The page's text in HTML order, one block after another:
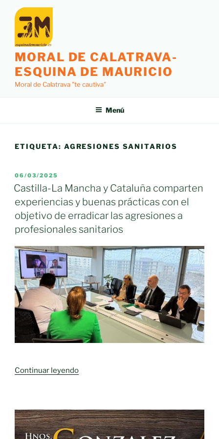
contenido
MORAL DE CALATRAVA-
ESQUINA DE MAURICIO
Moral de Calatrava "te cautiva"
Menú
ETIQUETA: AGRESIONES SANITARIOS
PUBLICADO
EL
06/03/2025
Castilla-La Mancha y Cataluña comparten
experiencias y buenas prácticas con el
objetivo de erradicar las agresiones a
profesionales sanitarios
Continuar leyendo«Castilla-
Cataluña
comparten